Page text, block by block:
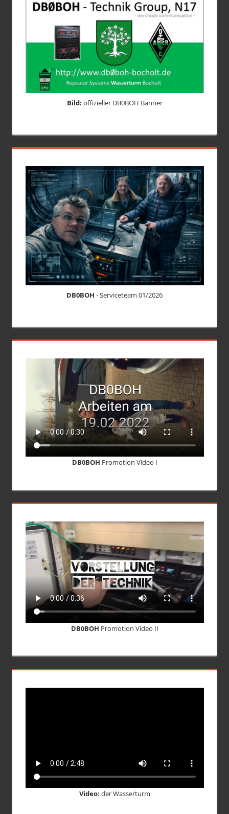
Bild: offizieller DB0BOH Banner
DB0BOH - Serviceteam 01/2026
DB0BOH Promotion Video I
DB0BOH Promotion Video II
Video: der Wasserturm